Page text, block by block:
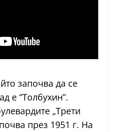
започва да се
е “Толбухин”.
„Трети
през 1951 г. На